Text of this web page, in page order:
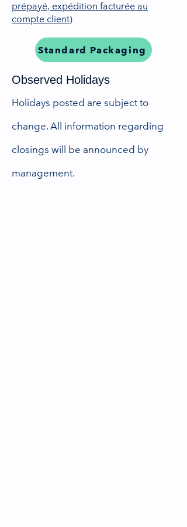
prépayé, expédition facturée au
compte client)
Standard Packaging
Observed Holidays
Holidays posted are subject to
change. All information regarding
closings will be announced by
management.